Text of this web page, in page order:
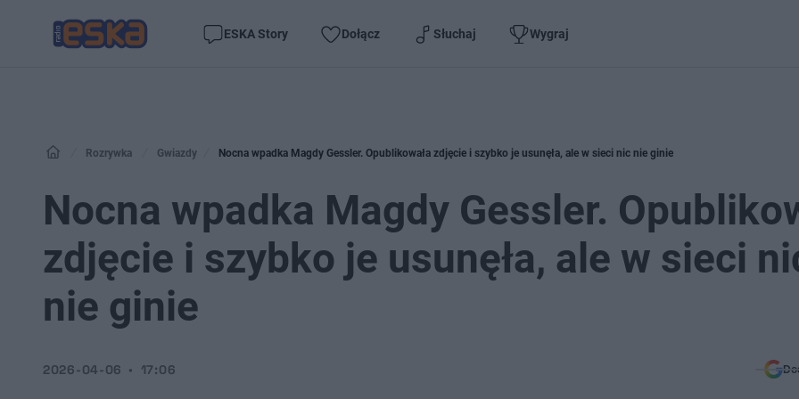
ESKA Story Dołącz Słuchaj Wygraj
Rozrywka Gwiazdy Nocna wpadka Magdy Gessler. Opublikowała zdjęcie i szybko je usunęła, ale w sieci nic nie ginie
Nocna wpadka Magdy Gessler.
zdjęcie i szybko je usunęła, ale w sieci
nie ginie
2026-04-06 17:06